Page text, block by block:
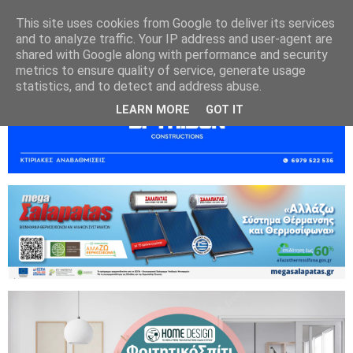
This site uses cookies from Google to deliver its services
and to analyze traffic. Your IP address and user-agent are
shared with Google along with performance and security
metrics to ensure quality of service, generate usage
statistics, and to detect and address abuse.
LEARN MORE GOT IT